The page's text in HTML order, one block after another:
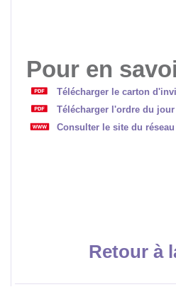
Pour en
Télécharger le carton
Télécharger l'ordre du jour
Consulter le site du
Retour à